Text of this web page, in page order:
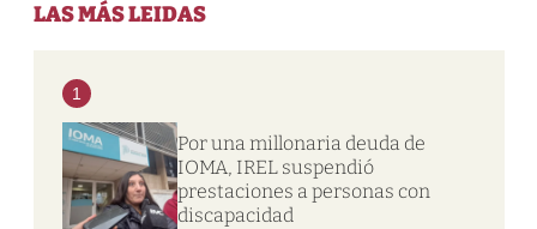
LAS MÁS LEIDAS
1
Por una millonaria deuda de
IOMA, IREL suspendió
prestaciones a personas con
discapacidad